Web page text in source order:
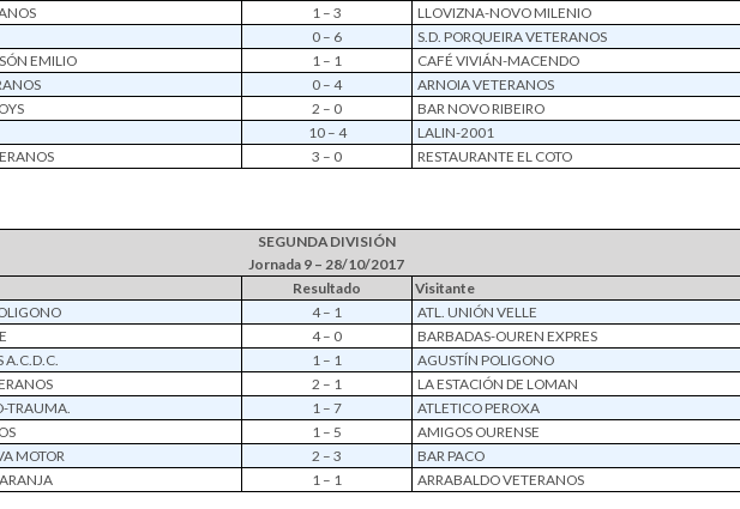
1 – 3
LLOVIZNA-NOVO MILENIO
0 – 6
S.D. PORQUEIRA VETERANOS
EMILIO
1 – 1
CAFÉ VIVIÁN-MACENDO
0 – 4
ARNOIA VETERANOS
2 – 0
BAR NOVO RIBEIRO
10 – 4
LALIN-2001
3 – 0 RESTAURANTE EL COTO
SEGUNDA DIVISIÓN
Jornada 9 – 28/10/2017
Resultado
Visitante
4 – 1
ATL. UNIÓN VELLE
4 – 0
BARBADAS-OUREN EXPRES
A.C.D.C.
1 – 1
AGUSTÍN POLIGONO
2 – 1
LA ESTACIÓN DE LOMAN
TRAUMA.
1 – 7
ATLETICO PEROXA
1 – 5
AMIGOS OURENSE
MOTOR
2 – 3
BAR PACO
1 – 1 ARRABALDO VETERANOS